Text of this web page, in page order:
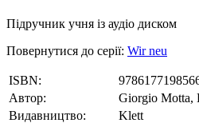
Підручник учня із аудіо диском
Повернутися до серії: Wir neu
ISBN:
Автор:
Giorgio Motta,
Видавництво:
Klett